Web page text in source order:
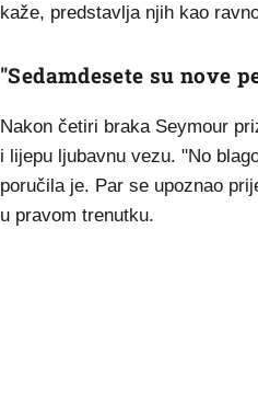
kaže, predstavlja njih kao
"Sedamdesete su nove
Nakon četiri braka Seymour
i lijepu ljubavnu vezu. "No
poručila je. Par se upoznao
u pravom trenutku.